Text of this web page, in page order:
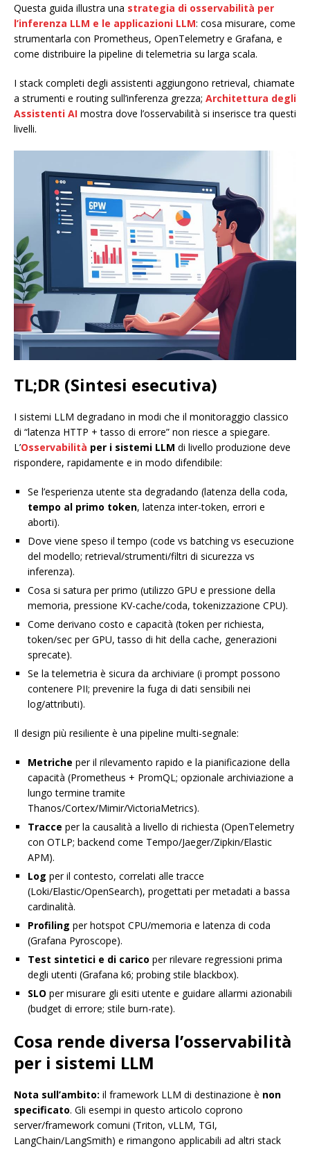
Questa guida illustra una strategia di osservabilità per
l’inferenza LLM e le applicazioni LLM: cosa misurare, come
strumentarla con Prometheus, OpenTelemetry e Grafana, e
come distribuire la pipeline di telemetria su larga scala.
I stack completi degli assistenti aggiungono retrieval, chiamate
a strumenti e routing sull’inferenza grezza; Architettura degli
Assistenti AI mostra dove l’osservabilità si inserisce tra questi
livelli.
TL;DR (Sintesi esecutiva)
I sistemi LLM degradano in modi che il monitoraggio classico
di “latenza HTTP + tasso di errore” non riesce a spiegare.
L’Osservabilità per i sistemi LLM di livello produzione deve
rispondere, rapidamente e in modo difendibile:
Se l’esperienza utente sta degradando (latenza della coda,
tempo al primo token, latenza inter-token, errori e
aborti).
Dove viene speso il tempo (code vs batching vs esecuzione
del modello; retrieval/strumenti/filtri di sicurezza vs
inferenza).
Cosa si satura per primo (utilizzo GPU e pressione della
memoria, pressione KV-cache/coda, tokenizzazione CPU).
Come derivano costo e capacità (token per richiesta,
token/sec per GPU, tasso di hit della cache, generazioni
sprecate).
Se la telemetria è sicura da archiviare (i prompt possono
contenere PII; prevenire la fuga di dati sensibili nei
log/attributi).
Il design più resiliente è una pipeline multi-segnale:
Metriche per il rilevamento rapido e la pianificazione della
capacità (Prometheus + PromQL; opzionale archiviazione a
lungo termine tramite
Thanos/Cortex/Mimir/VictoriaMetrics).
Tracce per la causalità a livello di richiesta (OpenTelemetry
con OTLP; backend come Tempo/Jaeger/Zipkin/Elastic
APM).
Log per il contesto, correlati alle tracce
(Loki/Elastic/OpenSearch), progettati per metadati a bassa
cardinalità.
Profiling per hotspot CPU/memoria e latenza di coda
(Grafana Pyroscope).
Test sintetici e di carico per rilevare regressioni prima
degli utenti (Grafana k6; probing stile blackbox).
SLO per misurare gli esiti utente e guidare allarmi azionabili
(budget di errore; stile burn-rate).
Cosa rende diversa l’osservabilità
per i sistemi LLM
Nota sull’ambito: il framework LLM di destinazione è non
specificato. Gli esempi in questo articolo coprono
server/framework comuni (Triton, vLLM, TGI,
LangChain/LangSmith) e rimangono applicabili ad altri stack